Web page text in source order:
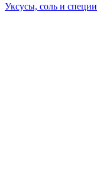
Уксусы, соль и специи